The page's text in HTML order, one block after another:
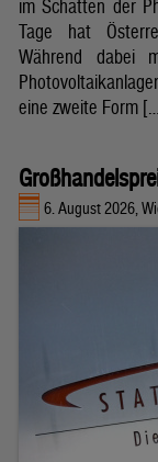
im Schatten der
Tage hat
Während dabei
eine zweite Form
6. August 2026,